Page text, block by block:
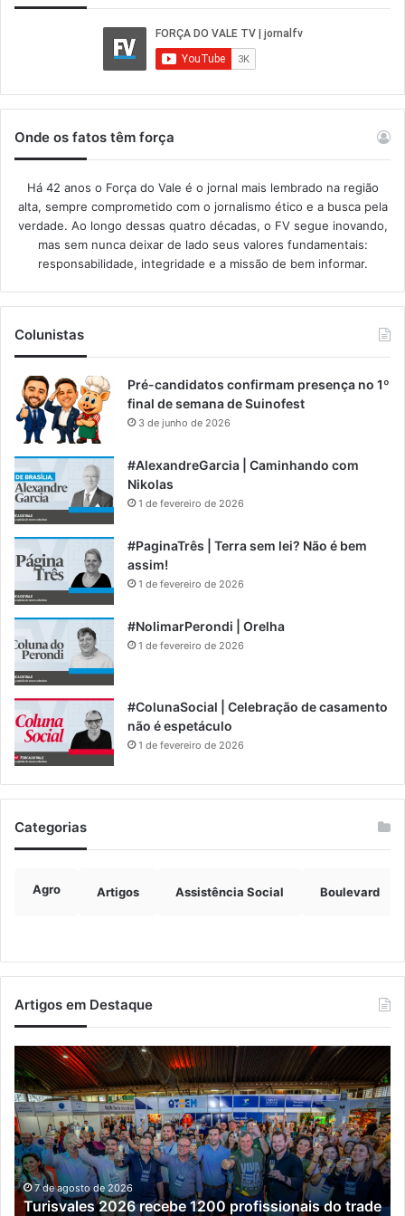
Onde os fatos têm força
Há 42 anos o Força do Vale é o jornal mais lembrado na região
alta, sempre comprometido com o jornalismo ético e a busca pela
verdade. Ao longo dessas quatro décadas, o FV segue inovando,
mas sem nunca deixar de lado seus valores fundamentais:
responsabilidade, integridade e a missão de bem informar.​
Colunistas
Pré-candidatos confirmam presença no 1º
final de semana de Suinofest
3 de junho de 2026
#AlexandreGarcia | Caminhando com
Nikolas
1 de fevereiro de 2026
#PaginaTrês | Terra sem lei? Não é bem
assim!
1 de fevereiro de 2026
#NolimarPerondi | Orelha
1 de fevereiro de 2026
#ColunaSocial | Celebração de casamento
não é espetáculo
1 de fevereiro de 2026
Categorias
Agro Artigos Assistência Social Boulevard
Artigos em Destaque
Turisvales
2026
recebe
1200
profissionais
do
trade
turístico
7 de agosto de 2026
Turisvales 2026 recebe 1200 profissionais do trade
de
e
já